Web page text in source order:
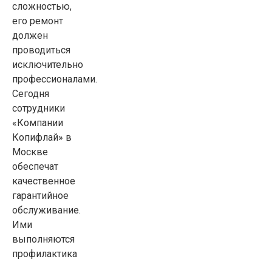
сложностью,
его ремонт
должен
проводиться
исключительно
профессионалами.
Сегодня
сотрудники
«Компании
Копифлай» в
Москве
обеспечат
качественное
гарантийное
обслуживание.
Ими
выполняются
профилактика